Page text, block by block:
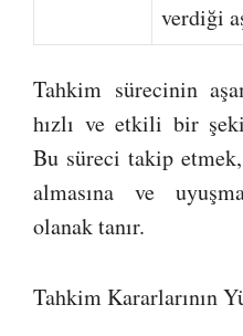
verdiği
Tahkim sürecinin
hızlı ve etkili bir
Bu süreci takip
almasına ve
olanak tanır.
Tahkim Kararlarının